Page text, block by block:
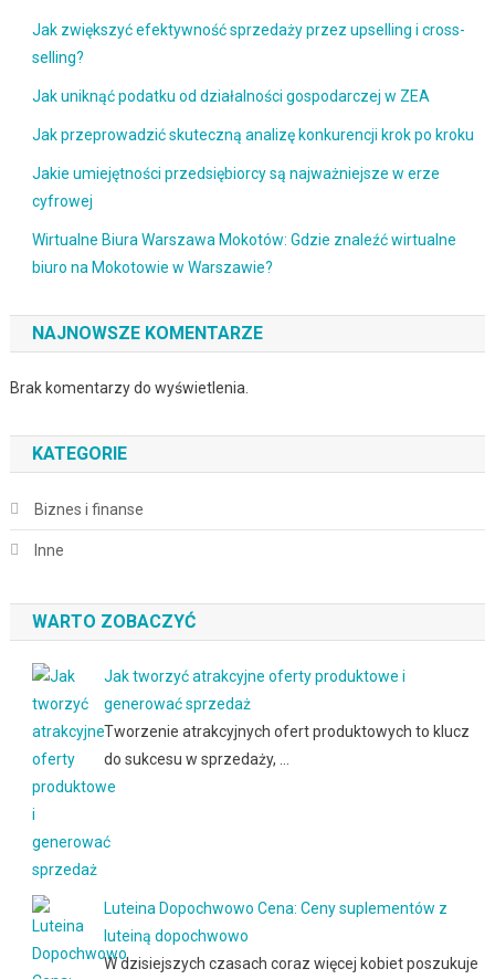
Jak zwiększyć efektywność sprzedaży przez upselling i cross-
selling?
Jak uniknąć podatku od działalności gospodarczej w ZEA
Jak przeprowadzić skuteczną analizę konkurencji krok po kroku
Jakie umiejętności przedsiębiorcy są najważniejsze w erze
cyfrowej
Wirtualne Biura Warszawa Mokotów: Gdzie znaleźć wirtualne
biuro na Mokotowie w Warszawie?
NAJNOWSZE KOMENTARZE
Brak komentarzy do wyświetlenia.
KATEGORIE
Biznes i finanse
Inne
WARTO ZOBACZYĆ
Jak tworzyć atrakcyjne oferty produktowe i
generować sprzedaż
Tworzenie atrakcyjnych ofert produktowych to klucz
do sukcesu w sprzedaży, …
Luteina Dopochwowo Cena: Ceny suplementów z
luteiną dopochwowo
W dzisiejszych czasach coraz więcej kobiet poszukuje